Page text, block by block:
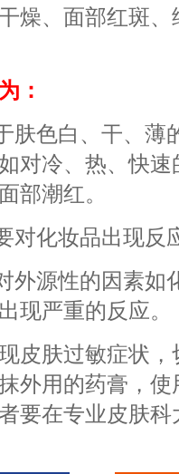
燥、面部红斑
：
色白、干、薄
对冷、热、快
部潮红。
化妆品出现反
源性的因素如
现严重的反应。
皮肤过敏症状
外用的药膏，
要在专业皮肤